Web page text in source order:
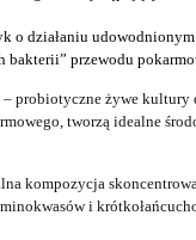
o działaniu udowodnionym
przewodu
– probiotyczne żywe kultury
tworzą idealne
kompozycja
i